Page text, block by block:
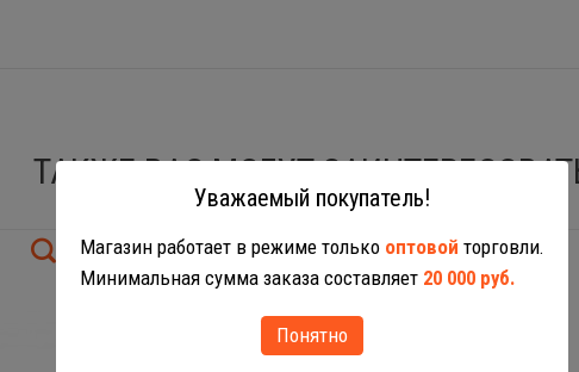
ТАКЖЕ ВАС МОГУТ
Уважаемый покупатель!
Магазин работает в режиме только оптовой торговли.
Минимальная сумма заказа составляет 20 000 руб.
Понятно